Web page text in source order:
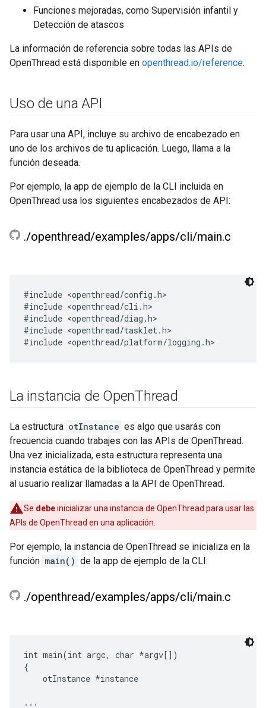
Funciones mejoradas, como Supervisión infantil y
Detección de atascos
La información de referencia sobre todas las APIs de
OpenThread está disponible en openthread.io/reference.
Uso de una API
Para usar una API, incluye su archivo de encabezado en
uno de los archivos de tu aplicación. Luego, llama a la
función deseada.
Por ejemplo, la app de ejemplo de la CLI incluida en
OpenThread usa los siguientes encabezados de API:
./openthread/examples/apps/cli/main.c
#include <openthread/config.h>
#include <openthread/cli.h>
#include <openthread/diag.h>
#include <openthread/tasklet.h>
La instancia de OpenThread
La estructura otInstance es algo que usarás con
frecuencia cuando trabajes con las APIs de OpenThread.
Una vez inicializada, esta estructura representa una
instancia estática de la biblioteca de OpenThread y permite
al usuario realizar llamadas a la API de OpenThread.
Se debeinicializar una instancia de OpenThread para usar las
APIs de OpenThread en una aplicación.
Por ejemplo, la instancia de OpenThread se inicializa en la
función main() de la app de ejemplo de la CLI:
./openthread/examples/apps/cli/main.c
int main(int argc, char *argv[])
{
    otInstance *instance
...